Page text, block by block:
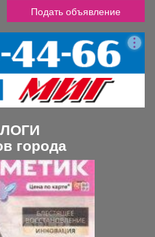
Подать объявление
города